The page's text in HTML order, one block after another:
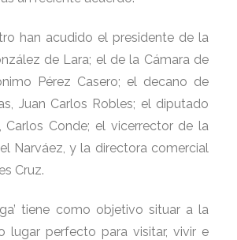
han acudido el presidente de la
de Lara; el de la Cámara de
Pérez Casero; el decano de
Juan Carlos Robles; el diputado
Carlos Conde; el vicerrector de la
Narváez, y la directora comercial
Cruz.
tiene como objetivo situar a la
lugar perfecto para visitar, vivir e